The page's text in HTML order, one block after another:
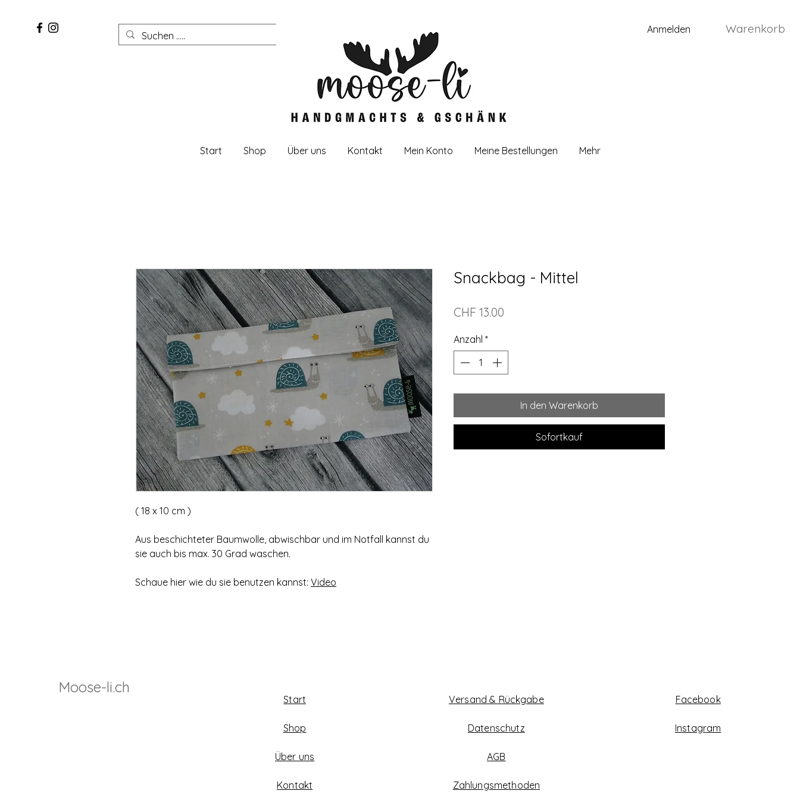
Warenkorb
Anmelden
Start Shop Über uns Kontakt Mein Konto Meine Bestellungen Mehr
( 18 x 10 cm )
Aus beschichteter Baumwolle, abwischbar und im Notfall kannst du
sie auch bis max. 30 Grad waschen.
Schaue hier wie du sie benutzen kannst: Video
Snackbag - Mittel
CHF 13.00
Anzahl *
In den Warenkorb
Sofortkauf
Moose-li.ch
Start
Shop
Über uns
Kontakt
Versand & Rückgabe
Datenschutz
AGB
Zahlungsmethoden
Facebook
Instagram